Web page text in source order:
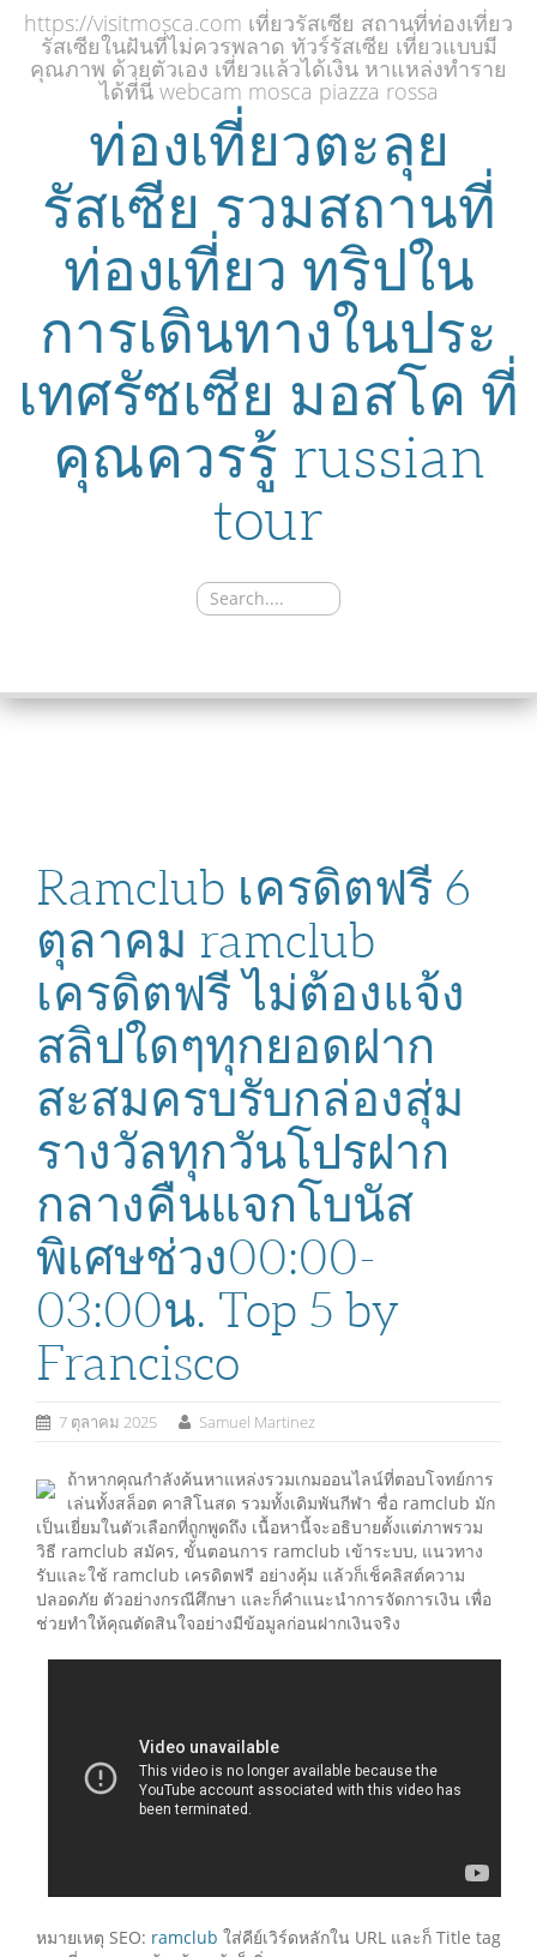
https://visitmosca.com เที่ยวรัสเซีย สถานที่ท่องเที่ยว
รัสเซียในฝันที่ไม่ควรพลาด ทัวร์รัสเซีย เที่ยวแบบมี
คุณภาพ ด้วยตัวเอง เที่ยวแล้วได้เงิน หาแหล่งทำราย
ได้ที่นี่ webcam mosca piazza rossa
ท่องเที่ยวตะลุย
รัสเซีย รวมสถานที่
ท่องเที่ยว ทริปใน
การเดินทางในประ
เทศรัซเซีย มอสโค ที่
คุณควรรู้ russian
tour
Search
for:
Ramclub เครดิตฟรี 6
ตุลาคม ramclub
เครดิตฟรี ไม่ต้องแจ้ง
สลิปใดๆทุกยอดฝาก
สะสมครบรับกล่องสุ่ม
รางวัลทุกวันโปรฝาก
กลางคืนแจกโบนัส
พิเศษช่วง00:00-
03:00น. Top 5 by
Francisco
7 ตุลาคม 2025 Samuel Martinez
ถ้าหากคุณกำลังค้นหาแหล่งรวมเกมออนไลน์ที่ตอบโจทย์การ
เล่นทั้งสล็อต คาสิโนสด รวมทั้งเดิมพันกีฬา ชื่อ ramclub มัก
เป็นเยี่ยมในตัวเลือกที่ถูกพูดถึง เนื้อหานี้จะอธิบายตั้งแต่ภาพรวม
วิธี ramclub สมัคร, ขั้นตอนการ ramclub เข้าระบบ, แนวทาง
รับและใช้ ramclub เครดิตฟรี อย่างคุ้ม แล้วก็เช็คลิสต์ความ
ปลอดภัย ตัวอย่างกรณีศึกษา และก็คำแนะนำการจัดการเงิน เพื่อ
ช่วยทำให้คุณตัดสินใจอย่างมีข้อมูลก่อนฝากเงินจริง
หมายเหตุ SEO: ramclub ใส่คีย์เวิร์ดหลักใน URL และก็ Title tag